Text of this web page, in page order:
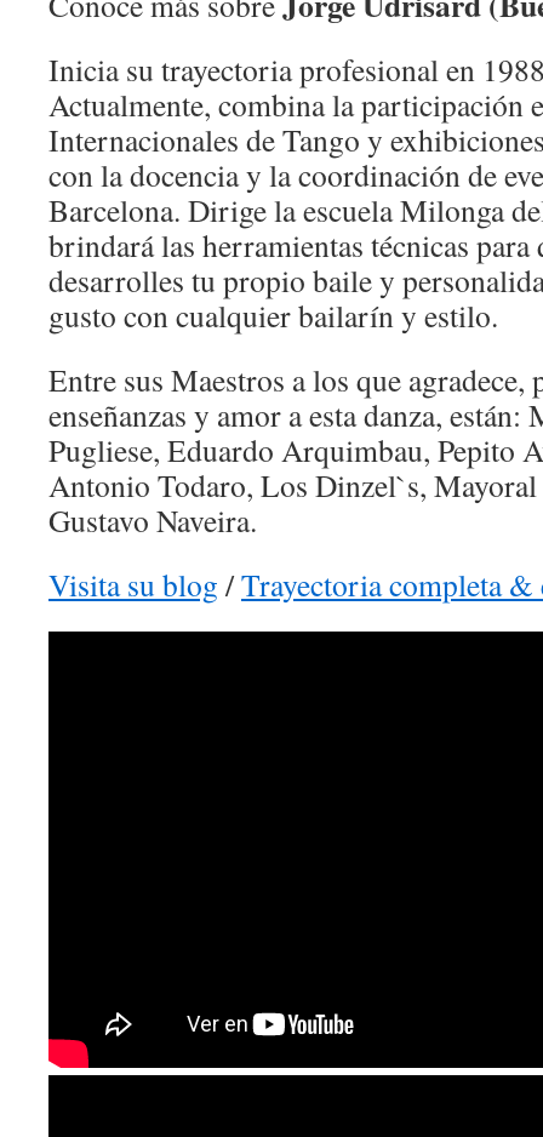
Inicia su trayectoria profesional en
Actualmente, combina la participación
Internacionales de Tango y
con la docencia y la coordinación de
Barcelona. Dirige la escuela Milonga
brindará las herramientas técnicas para
desarrolles tu propio baile y
gusto con cualquier bailarín y estilo.
Entre sus Maestros a los que agradece,
enseñanzas y amor a esta danza,
Pugliese, Eduardo Arquimbau, Pepito
Antonio Todaro, Los Dinzel`s,
Gustavo Naveira.
Visita su blog /Trayectoria completa &